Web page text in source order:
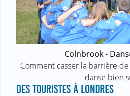
Colnbrook -
Comment casser la barrière de
danse bien
DES TOURISTES À LONDRES